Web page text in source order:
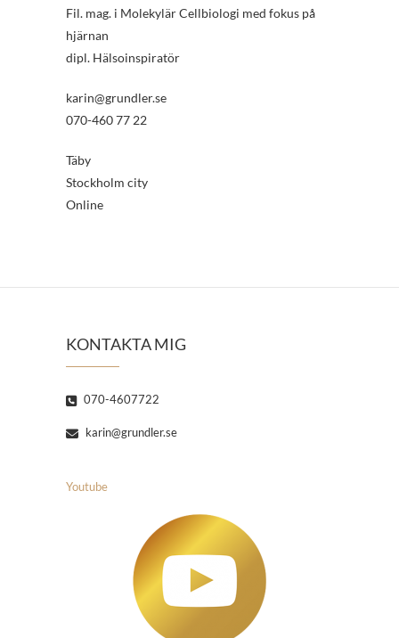
Fil. mag. i Molekylär Cellbiologi med fokus på
hjärnan
dipl. Hälsoinspiratör
karin@grundler.se
070-460 77 22
Täby
Stockholm city
Online
KONTAKTA MIG
070-4607722
karin@grundler.se
Youtube